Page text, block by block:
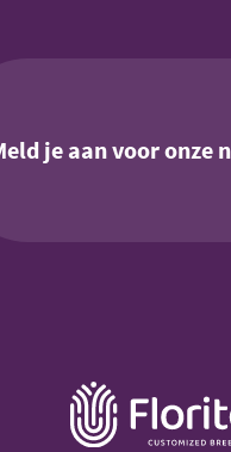
je aan voor onze